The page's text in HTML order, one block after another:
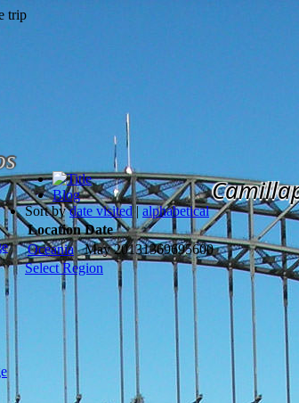
Blog
Sort bydate visited | alphabetical
Location Date
Oceania
May 20131369695600
Select Region